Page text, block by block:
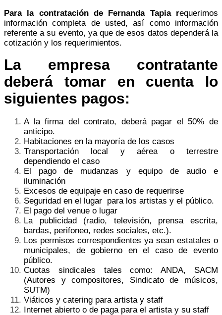
Para la contratación de Fernanda Tapia requerimos
información completa de usted, así como información
referente a su evento, ya que de esos datos dependerá la
cotización y los requerimientos.
La empresa contratante
deberá tomar en cuenta lo
siguientes pagos:
A la firma del contrato, deberá pagar el 50% de
anticipo.
Habitaciones en la mayoría de los casos
Transportación local y aérea o terrestre
dependiendo el caso
El pago de mudanzas y equipo de audio e
iluminación
Excesos de equipaje en caso de requerirse
Seguridad en el lugar para los artistas y el público.
El pago del venue o lugar
La publicidad (radio, televisión, prensa escrita,
bardas, perifoneo, redes sociales, etc.).
Los permisos correspondientes ya sean estatales o
municipales, de gobierno en el caso de evento
público.
Cuotas sindicales tales como: ANDA, SACM
(Autores y compositores, Sindicato de músicos,
SUTM)
Viáticos y catering para artista y staff
Internet abierto o de paga para el artista y su staff